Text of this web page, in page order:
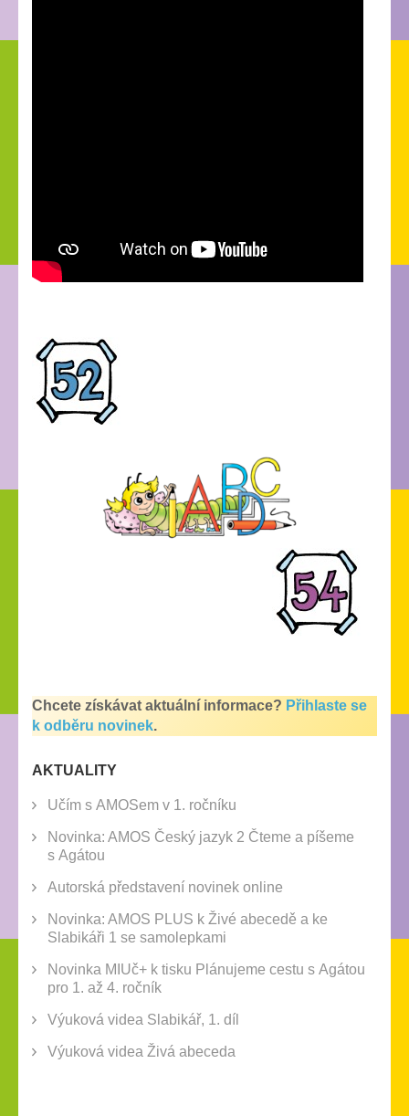
Chcete získávat aktuální informace? Přihlaste se
k odběru novinek.
AKTUALITY
Učím s AMOSem v 1. ročníku
Novinka: AMOS Český jazyk 2 Čteme a píšeme
s Agátou
Autorská představení novinek online
Novinka: AMOS PLUS k Živé abecedě a ke
Slabikáři 1 se samolepkami
Novinka MIUč+ k tisku Plánujeme cestu s Agátou
pro 1. až 4. ročník
Výuková videa Slabikář, 1. díl
Výuková videa Živá abeceda